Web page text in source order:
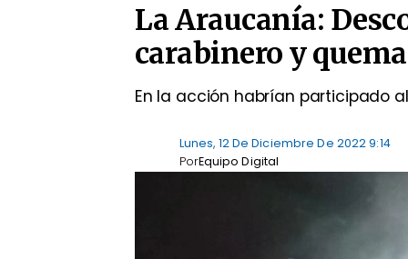
La Araucanía:
carabinero y
En la acción habrían participado
Lunes, 12 De Diciembre De 2022 9:14
Equipo Digital
Por